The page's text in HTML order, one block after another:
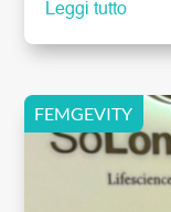
Leggi tutto